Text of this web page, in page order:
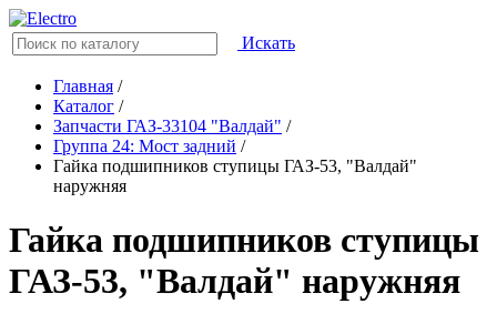
Искать
Главная /
Каталог /
Запчасти ГАЗ-33104 "Валдай" /
Группа 24: Мост задний /
Гайка подшипников ступицы ГАЗ-53, "Валдай"
наружняя
Гайка подшипников ступицы
ГАЗ-53, "Валдай" наружняя